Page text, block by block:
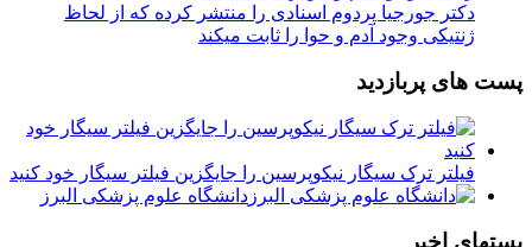
دکتر جورجیا پردوم اسنادی را منتشر کرده که از لحاظ
ژنتیکی وجود آدم و حوا را ثابت میکند
پست های پربازدید
فیلتر ترک سیگار نیکوپرسین را جایگزین فیلتر سیگار خود کنید
دانشگاه علوم پزشکی البرز
پستهای اخیر